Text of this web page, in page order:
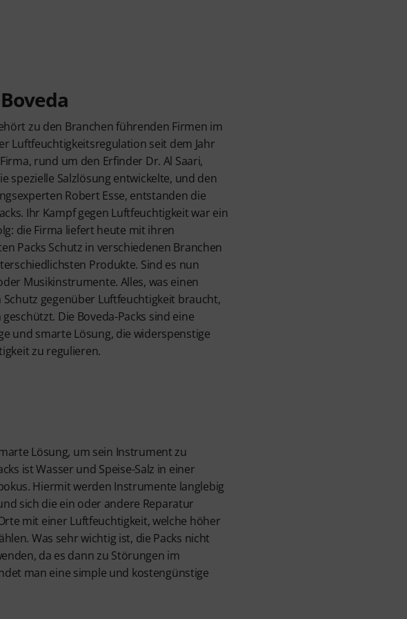
zu den Branchen führenden Firmen im
Luftfeuchtigkeitsregulation seit dem Jahr
rund um den Erfinder Dr. Al Saari,
spezielle Salzlösung entwickelte, und den
Robert Esse, entstanden die
Ihr Kampf gegen Luftfeuchtigkeit war ein
die Firma liefert heute mit ihren
Packs Schutz in verschiedenen Branchen
Produkte. Sind es nun
Musikinstrumente. Alles, was einen
Schutz gegenüber Luftfeuchtigkeit braucht,
Die Boveda-Packs sind eine
und smarte Lösung, die widerspenstige
zu regulieren.
Lösung, um sein Instrument zu
ist Wasser und Speise-Salz in einer
Hiermit werden Instrumente langlebig
sich die ein oder andere Reparatur
mit einer Luftfeuchtigkeit, welche höher
Was sehr wichtig ist, die Packs nicht
da es dann zu Störungen im
man eine simple und kostengünstige